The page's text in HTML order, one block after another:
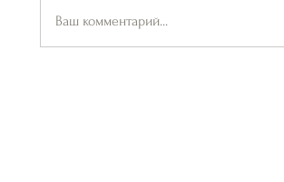
Ваш комментарий...